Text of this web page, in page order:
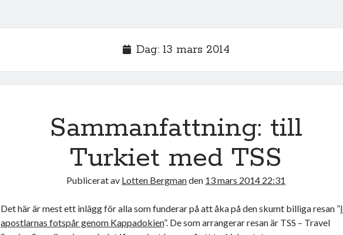
Dag: 13 mars 2014
Sammanfattning: till
Turkiet med TSS
Publicerat av Lotten Bergmanden 13 mars 2014 22:31
Det här är mest ett inlägg för alla som funderar på att åka på den skumt billiga resan ”I
apostlarnas fotspår genom Kappadokien”. De som arrangerar resan är TSS – Travel